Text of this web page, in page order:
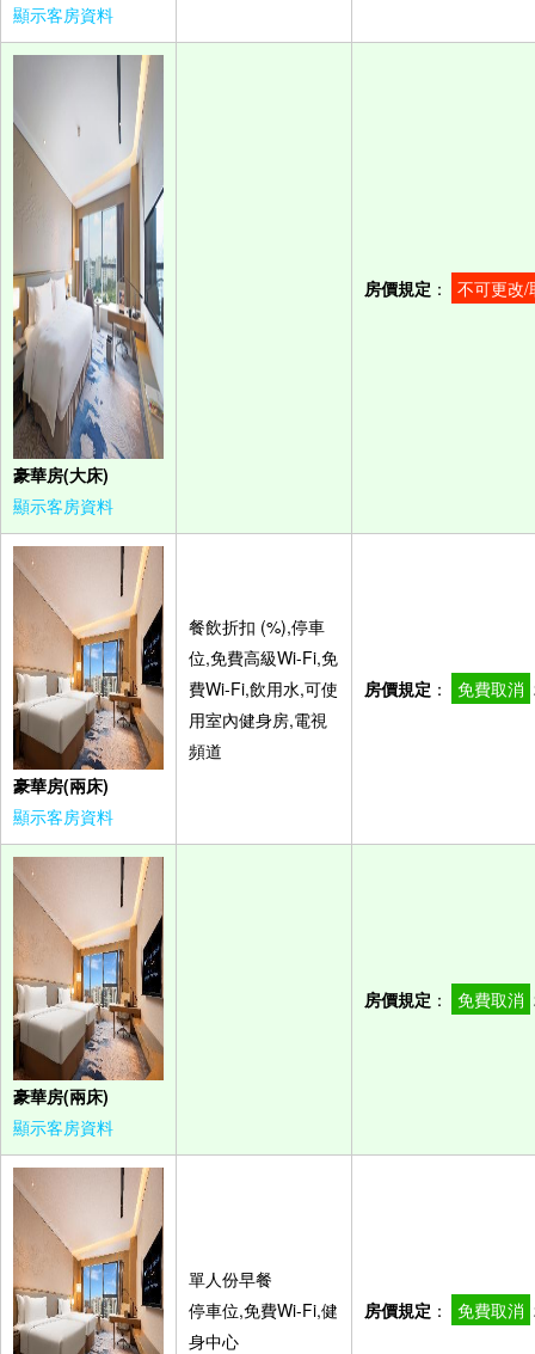
顯示客房資料
豪華房(大床)
顯示客房資料
房價規定 ： 不可更改/
豪華房(兩床)
顯示客房資料
餐飲折扣 (%),停車
位,免費高級Wi-Fi,免
費Wi-Fi,飲用水,可使
用室內健身房,電視
頻道
房價規定 ： 免費取消
豪華房(兩床)
顯示客房資料
房價規定 ： 免費取消
單人份早餐
停車位,免費Wi-Fi,健
身中心
房價規定 ： 免費取消